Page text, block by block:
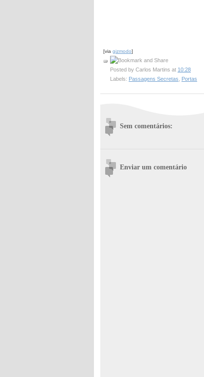
[via gizmodo]
Posted by Carlos Martins at 10:28
Labels: Passagens Secretas, Portas
Sem comentários:
Enviar um comentário